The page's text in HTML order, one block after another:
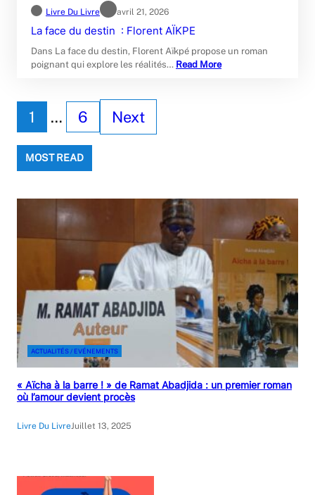
Livre Du Livre avril 21, 2026
La face du destin : Florent AÏKPE
Dans La face du destin, Florent Aïkpé propose un roman
poignant qui explore les réalités… Read More
1 … 6 Next
MOST READ
ACTUALITÉS / EVÉNEMENTS
« Aïcha à la barre ! » de Ramat Abadjida : un premier roman
où l’amour devient procès
Livre Du LivreJuillet 13, 2025